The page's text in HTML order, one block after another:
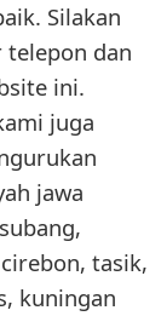
Silakan
dan
ini.
juga
jawa
tasik,
kuningan